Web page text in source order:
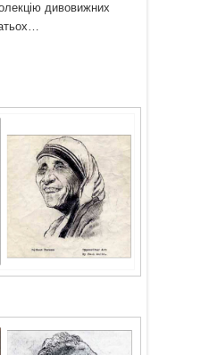
дивовижних